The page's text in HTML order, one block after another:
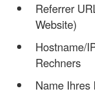
Referrer
Website)
Hostname/
Rechners
Name Ihres